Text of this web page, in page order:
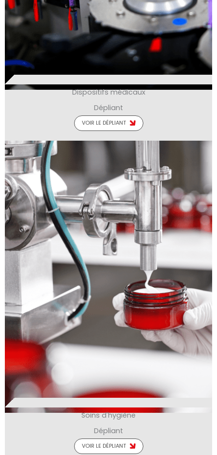
Dispositifs médicaux
Dépliant
VOIR LE DÉPLIANT
Soins d'hygiène
Dépliant
VOIR LE DÉPLIANT